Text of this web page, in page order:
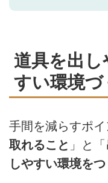
道具を出
すい環境づ
手間を減らすポイ
取れること 」と「
しやすい環境を